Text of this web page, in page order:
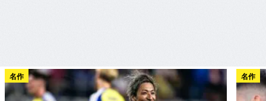
名作 名作